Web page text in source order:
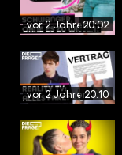
vor 2 Jahren20:02
vor 2 Jahren20:10